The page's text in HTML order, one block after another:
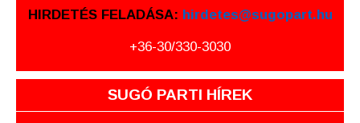
HIRDETÉS FELADÁSA: hirdetes@sugopart.hu
+36-30/330-3030
SUGÓ PARTI HÍREK